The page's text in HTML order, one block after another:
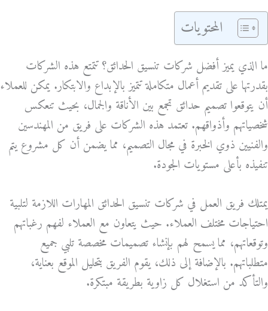
المحتويات
ما الذي يميز أفضل شركات تنسيق الحدائق؟ تتمتع هذه الشركات
بقدرتها على تقديم أعمال متكاملة تتميز بالإبداع والابتكار. يمكن للعملاء
أن يتوقعوا تصميم حدائق تجمع بين الأناقة والجمال، بحيث تنعكس
شخصياتهم وأذواقهم. تعتمد هذه الشركات على فريق من المهندسين
والفنيين ذوي الخبرة في مجال التصميم، مما يضمن أن كل مشروع يتم
تنفيذه بأعلى مستويات الجودة.
يمتلك فريق العمل في شركات تنسيق الحدائق المهارات اللازمة لتلبية
احتياجات مختلف العملاء. حيث يتعاون مع العملاء لفهم رغباتهم
وتوقعاتهم، مما يسمح لهم بإنشاء تصميمات مخصصة تلبي جميع
متطلباتهم. بالإضافة إلى ذلك، يقوم الفريق بتحليل الموقع بعناية،
والتأكد من استغلال كل زاوية بطريقة مبتكرة.